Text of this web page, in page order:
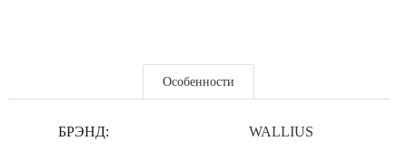
Особенности
БРЭНД: WALLIUS